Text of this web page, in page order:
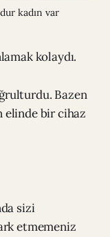
kadın var
kolaydı.
Bazen
elinde bir cihaz
sizi
etmemeniz